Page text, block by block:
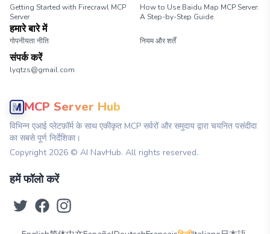
Getting Started with Firecrawl MCP
Server
How to Use Baidu Map MCP Server:
A Step-by-Step Guide
हमारे बारे में
गोपनीयता नीति नियम और शर्तें
संपर्क करें
lyqtzs@gmail.com
MCP Server Hub
विभिन्न एआई प्लेटफ़ॉर्म के साथ एकीकृत MCP सर्वरों और समुदाय द्वारा चयनित पसंदीदा
का सबसे पूर्ण निर्देशिका।
Copyright 2026 © AI NavHub. All rights reserved.
हमें फॉलो करें